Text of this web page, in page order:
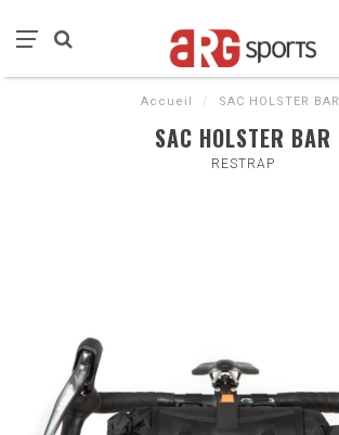
Accueil / SAC HOLSTER BAR
SAC HOLSTER BAR
RESTRAP